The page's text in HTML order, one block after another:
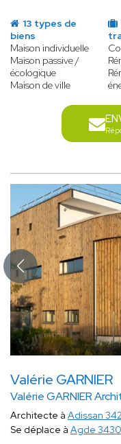
13 types de
biens
Maison individuelle
Maison passive /
écologique
Maison de ville
Valérie GARNIER
Valérie GARNIER
Architecte à Adissan
Se déplace à Agde